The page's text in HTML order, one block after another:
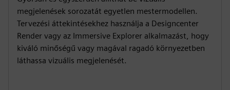
megjelenések sorozatát egyetlen mestermodellen.
Tervezési áttekintésekhez használja a Designcenter
Render vagy az Immersive Explorer alkalmazást, hogy
kiváló minőségű vagy magával ragadó környezetben
láthassa vizuális megjelenését.